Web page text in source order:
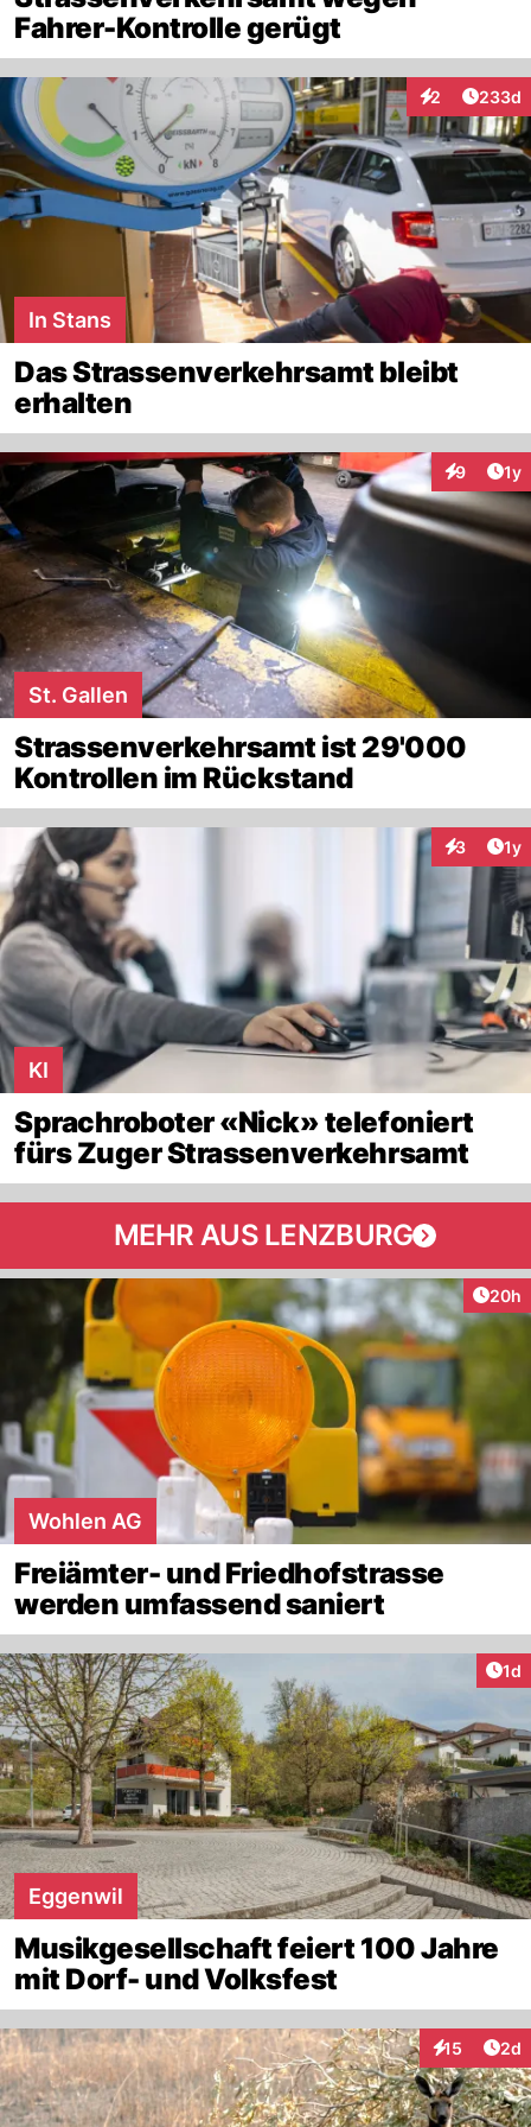
Fahrer-Kontrolle gerügt
2
Interaktionen
233d
In Stans
Das Strassenverkehrsamt bleibt
erhalten
9 1y
St. Gallen
Strassenverkehrsamt ist 29'000
Kontrollen im Rückstand
3 1y
KI
Sprachroboter «Nick» telefoniert
fürs Zuger Strassenverkehrsamt
MEHR AUS LENZBURG
20h
Wohlen AG
Freiämter- und Friedhofstrasse
werden umfassend saniert
1d
Eggenwil
Musikgesellschaft feiert 100 Jahre
mit Dorf- und Volksfest
15
Interaktionen
2d